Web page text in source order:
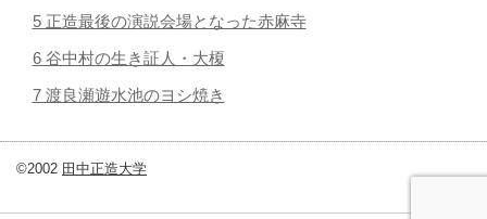
5 正造最後の演説会場となった赤麻寺
6 谷中村の生き証人・大榎
7 渡良瀬遊水池のヨシ焼き
©2002 田中正造大学